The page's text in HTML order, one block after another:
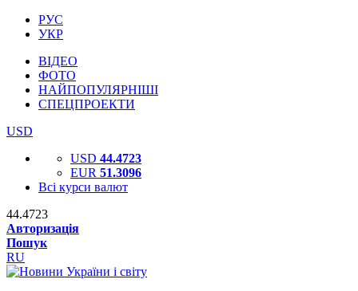
РУС
УКР
ВІДЕО
ФОТО
НАЙПОПУЛЯРНІШІ
СПЕЦПРОЕКТИ
USD
USD 44.4723
EUR 51.3096
Всі курси валют
44.4723
Авторизація
Пошук
RU